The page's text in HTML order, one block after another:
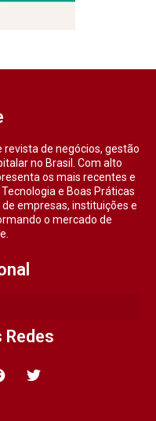
de negócios, gestão
no Brasil. Com alto
os mais recentes e
e Boas Práticas
empresas, instituições e
o mercado de
Redes